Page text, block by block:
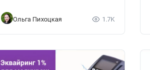
Ольга Пихоцкая 1.7K